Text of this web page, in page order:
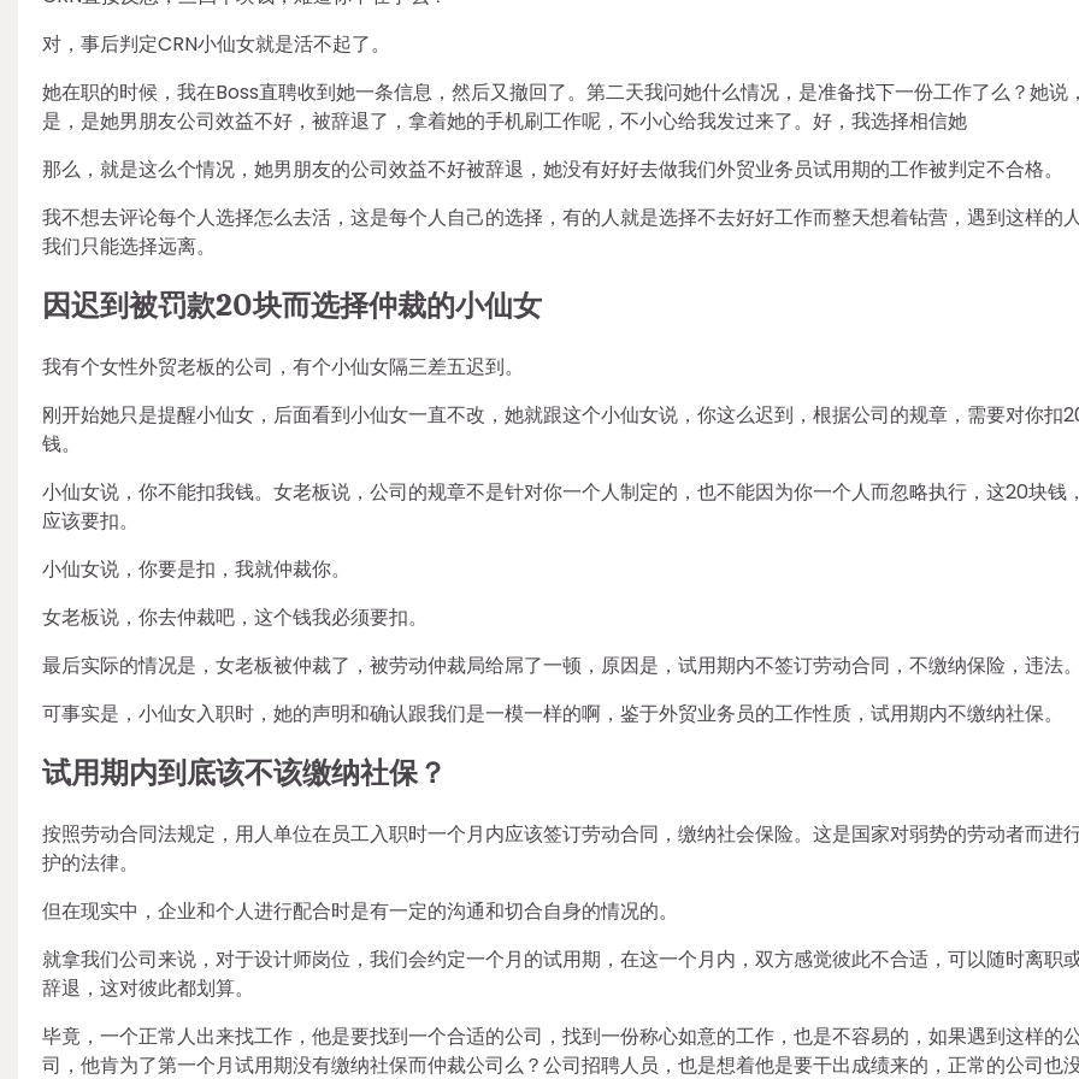
对，事后判定CRN小仙女就是活不起了。
她在职的时候，我在Boss直聘收到她一条信息，然后又撤回了。第二天我问她什么情况，是准备找下一份工作了么？她说
是，是她男朋友公司效益不好，被辞退了，拿着她的手机刷工作呢，不小心给我发过来了。好，我选择相信她
那么，就是这么个情况，她男朋友的公司效益不好被辞退，她没有好好去做我们外贸业务员试用期的工作被判定不合格。
我不想去评论每个人选择怎么去活，这是每个人自己的选择，有的人就是选择不去好好工作而整天想着钻营，遇到这样的
我们只能选择远离。
因迟到被罚款20块而选择仲裁的小仙女
我有个女性外贸老板的公司，有个小仙女隔三差五迟到。
刚开始她只是提醒小仙女，后面看到小仙女一直不改，她就跟这个小仙女说，你这么迟到，根据公司的规章，需要对你扣
钱。
小仙女说，你不能扣我钱。女老板说，公司的规章不是针对你一个人制定的，也不能因为你一个人而忽略执行，这20块钱
应该要扣。
小仙女说，你要是扣，我就仲裁你。
女老板说，你去仲裁吧，这个钱我必须要扣。
最后实际的情况是，女老板被仲裁了，被劳动仲裁局给屌了一顿，原因是，试用期内不签订劳动合同，不缴纳保险，违法。
可事实是，小仙女入职时，她的声明和确认跟我们是一模一样的啊，鉴于外贸业务员的工作性质，试用期内不缴纳社保。
试用期内到底该不该缴纳社保？
按照劳动合同法规定，用人单位在员工入职时一个月内应该签订劳动合同，缴纳社会保险。这是国家对弱势的劳动者而进
护的法律。
但在现实中，企业和个人进行配合时是有一定的沟通和切合自身的情况的。
就拿我们公司来说，对于设计师岗位，我们会约定一个月的试用期，在这一个月内，双方感觉彼此不合适，可以随时离职
辞退，这对彼此都划算。
毕竟，一个正常人出来找工作，他是要找到一个合适的公司，找到一份称心如意的工作，也是不容易的，如果遇到这样的
司，他肯为了第一个月试用期没有缴纳社保而仲裁公司么？公司招聘人员，也是想着他是要干出成绩来的，正常的公司也